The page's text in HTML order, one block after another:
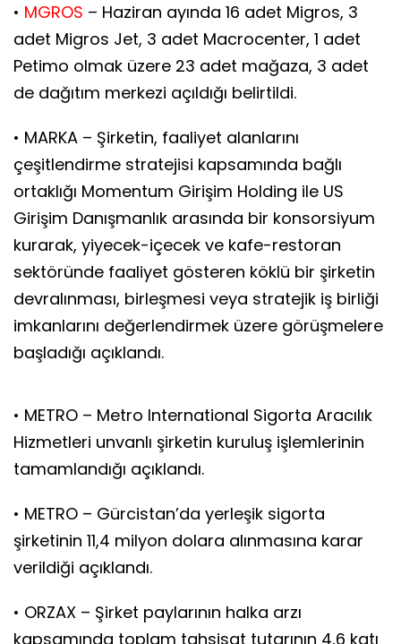
• MGROS – Haziran ayında 16 adet Migros, 3
adet Migros Jet, 3 adet Macrocenter, 1 adet
Petimo olmak üzere 23 adet mağaza, 3 adet
de dağıtım merkezi açıldığı belirtildi.
• MARKA – Şirketin, faaliyet alanlarını
çeşitlendirme stratejisi kapsamında bağlı
ortaklığı Momentum Girişim Holding ile US
Girişim Danışmanlık arasında bir konsorsiyum
kurarak, yiyecek-içecek ve kafe-restoran
sektöründe faaliyet gösteren köklü bir şirketin
devralınması, birleşmesi veya stratejik iş birliği
imkanlarını değerlendirmek üzere görüşmelere
başladığı açıklandı.
• METRO – Metro International Sigorta Aracılık
Hizmetleri unvanlı şirketin kuruluş işlemlerinin
tamamlandığı açıklandı.
• METRO – Gürcistan’da yerleşik sigorta
şirketinin 11,4 milyon dolara alınmasına karar
verildiği açıklandı.
• ORZAX – Şirket paylarının halka arzı
kapsamında toplam tahsisat tutarının 4,6 katı